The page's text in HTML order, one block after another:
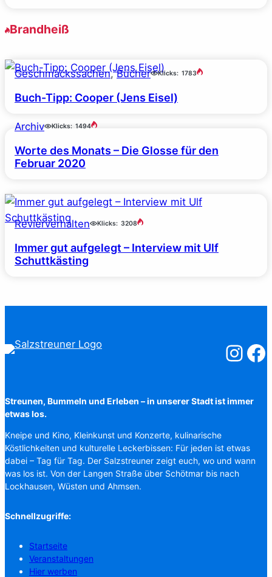
Brandheiß
Geschmackssachen, Bücher Klicks: 1783
Buch-Tipp: Cooper (Jens Eisel)
Archiv Klicks: 1494
Worte des Monats – Die Glosse für den
Februar 2020
Revierverhalten Klicks: 3208
Immer gut aufgelegt – Interview mit Ulf
Schuttkästing
Streunen, Bummeln und Erleben – in unserer Stadt ist immer
etwas los.
Kneipe und Kino, Kleinkunst und Konzerte, kulinarische
Köstlichkeiten und kulturelle Leckerbissen: Für jeden ist etwas
dabei – Tag für Tag. Der Salzstreuner zeigt euch, wo und wann
was los ist. Von der Langen Straße über Schötmar bis nach
Lockhausen, Wüsten und Ahmsen.
Schnellzugriffe:
Startseite
Veranstaltungen
Hier werben